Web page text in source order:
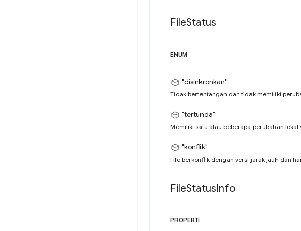
FileStatus
ENUM
"disinkronkan"
Tidak bertentangan dan tidak memiliki
"tertunda"
Memiliki satu atau beberapa perubahan
"konflik"
File berkonflik dengan versi jarak jauh dan
FileStatusInfo
PROPERTI